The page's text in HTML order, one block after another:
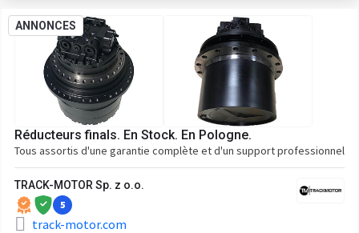
ANNONCES
Réducteurs finals. En Stock. En Pologne.
Tous assortis d'une garantie complète et d'un support professionnel
TRACK-MOTOR Sp. z o.o.
5
track-motor.com